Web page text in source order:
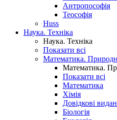
Антропософія
Теософія
Huss
Наука. Техніка
Наука. Техніка
Показати всі
Математика.
Математика.
Показати всі
Математика
Хімія
Довідкові
Біологія